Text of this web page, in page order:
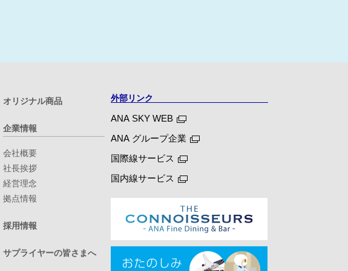
オリジナル商品
企業情報
会社概要
社長挨拶
経営理念
拠点情報
採用情報
サプライヤーの皆さまへ
外部リンク
ANA SKY WEB
ANA グループ企業
国際線サービス
国内線サービス